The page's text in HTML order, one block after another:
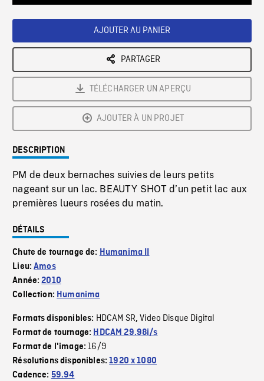
AJOUTER AU PANIER
PARTAGER
TÉLÉCHARGER UN APERÇU
AJOUTER À UN PROJET
DESCRIPTION
PM de deux bernaches suivies de leurs petits
nageant sur un lac. BEAUTY SHOT d’un petit lac aux
premières lueurs rosées du matin.
DÉTAILS
Chute de tournage de: Humanima II
Lieu:Amos
Année:2010
Collection: Humanima
Formats disponibles: HDCAM SR,Video Disque Digital
Format de tournage: HDCAM 29.98i/s
Format de l'image:16/9
Résolutions disponibles:1920 x 1080
Cadence: 59.94